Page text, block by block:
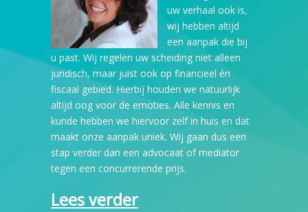
uw verhaal ook is,
wij hebben altijd
een aanpak die bij
u past. Wij regelen uw scheiding niet alleen
juridisch, maar juist ook op financieel én
fiscaal gebied. Hierbij houden we natuurlijk
altijd oog voor de emoties. Alle kennis en
kunde hebben we hiervoor zelf in huis en dat
maakt onze aanpak uniek. Wij gaan dus een
stap verder dan een advocaat of mediator
tegen een concurrerende prijs.
Lees verder